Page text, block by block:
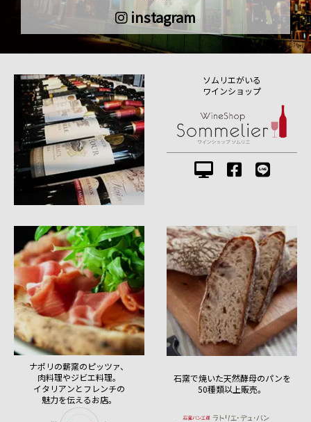
instagram
ソムリエがいる
ワインショップ
ナポリの薪窯のピッツァ、
肉料理やジビエ料理。
イタリアンとフレンチの
魅力を伝えるお店。
石窯で焼いた天然酵母のパンを
50種類以上販売。